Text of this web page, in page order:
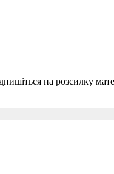
на розсилку